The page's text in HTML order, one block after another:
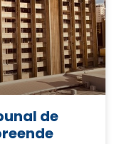
de